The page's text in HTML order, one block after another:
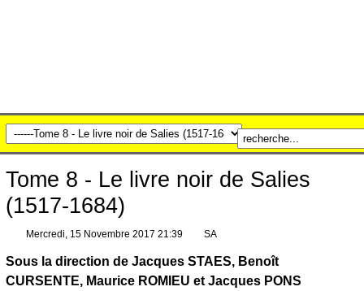
Tome 8 - Le livre noir de Salies
(1517-1684)
Mercredi, 15 Novembre 2017 21:39 SA
Sous la direction de Jacques STAES, Benoît
CURSENTE, Maurice ROMIEU et Jacques PONS